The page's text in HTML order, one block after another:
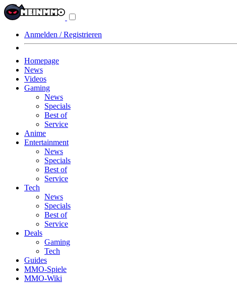
Anmelden / Registrieren
Homepage
News
Videos
Gaming
News
Specials
Best of
Service
Anime
Entertainment
News
Specials
Best of
Service
Tech
News
Specials
Best of
Service
Deals
Gaming
Tech
Guides
MMO-Spiele
MMO-Wiki